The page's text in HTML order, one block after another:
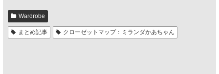
Wardrobe
まとめ記事 クローゼットマップ：ミランダかあちゃん